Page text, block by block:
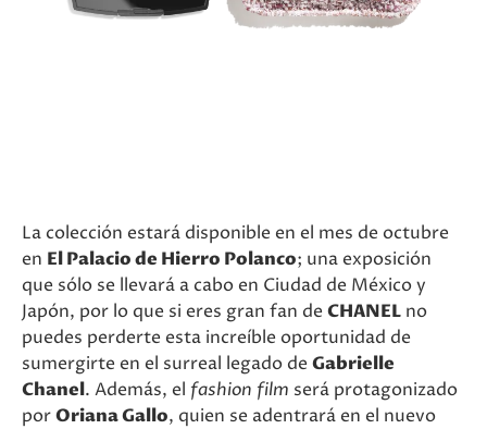
La colección estará disponible en el mes de octubre
en El Palacio de Hierro Polanco; una exposición
que sólo se llevará a cabo en Ciudad de México y
Japón, por lo que si eres gran fan deCHANEL no
puedes perderte esta increíble oportunidad de
sumergirte en el surreal legado deGabrielle
Chanel. Además, el fashion film será protagonizado
porOriana Gallo, quien se adentrará en el nuevo